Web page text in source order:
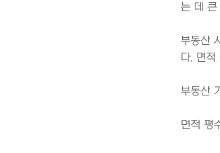
는 데 큰
부동산
다. 면적
부동산
면적 평